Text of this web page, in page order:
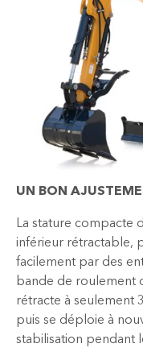
UN BON
La stature compacte
inférieur rétractable,
facilement par des
bande de roulement
rétracte à seulement
puis se déploie à
stabilisation pendant